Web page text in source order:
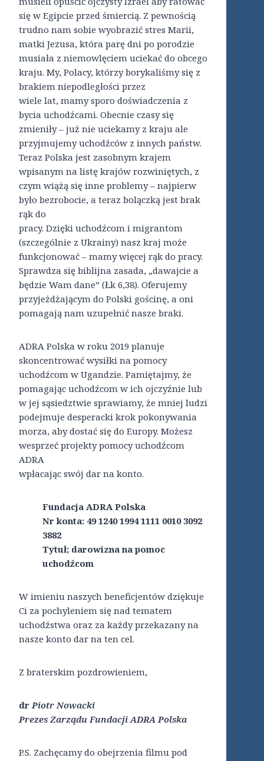
się w Egipcie przed śmiercią. Z pewnością
trudno nam sobie wyobrazić stres Marii,
matki Jezusa, która parę dni po porodzie
musiała z niemowlęciem uciekać do obcego
kraju. My, Polacy, którzy borykaliśmy się z
brakiem niepodległości przez
wiele lat, mamy sporo doświadczenia z
bycia uchodźcami. Obecnie czasy się
zmieniły – już nie uciekamy z kraju ale
przyjmujemy uchodźców z innych państw.
Teraz Polska jest zasobnym krajem
wpisanym na listę krajów rozwiniętych, z
czym wiążą się inne problemy – najpierw
było bezrobocie, a teraz bolączką jest brak
rąk do
pracy. Dzięki uchodźcom i migrantom
(szczególnie z Ukrainy) nasz kraj może
funkcjonować – mamy więcej rąk do pracy.
Sprawdza się biblijna zasada, „dawajcie a
będzie Wam dane” (Łk 6,38). Oferujemy
przyjeżdżającym do Polski gościnę, a oni
pomagają nam uzupełnić nasze braki.
ADRA Polska w roku 2019 planuje
skoncentrować wysiłki na pomocy
uchodźcom w Ugandzie. Pamiętajmy, że
pomagając uchodźcom w ich ojczyźnie lub
w jej sąsiedztwie sprawiamy, że mniej ludzi
podejmuje desperacki krok pokonywania
morza, aby dostać się do Europy. Możesz
wesprzeć projekty pomocy uchodźcom
ADRA
wpłacając swój dar na konto.
Fundacja ADRA Polska
Nr konta: 49 1240 1994 1111 0010 3092
3882
Tytuł; darowizna na pomoc
uchodźcom
W imieniu naszych beneficjentów dziękuje
Ci za pochyleniem się nad tematem
uchodźstwa oraz za każdy przekazany na
nasze konto dar na ten cel.
Z braterskim pozdrowieniem,
drPiotr Nowacki
Prezes Zarządu Fundacji ADRA Polska
P.S. Zachęcamy do obejrzenia filmu pod